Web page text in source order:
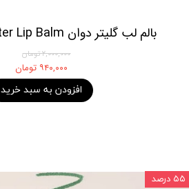
بالم لب گلیتر دوان The ONE Glitter Lip Balm
۲,۰۰۰,۰۰۰ تومان
۹۴۰,۰۰۰ تومان
افزودن به سبد خرید
۵۵ درصد